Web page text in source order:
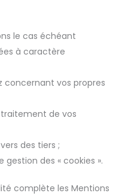
le cas échéant
à caractère
concernant vos propres
traitement de vos
des tiers ;
des « cookies ».
complète les Mentions